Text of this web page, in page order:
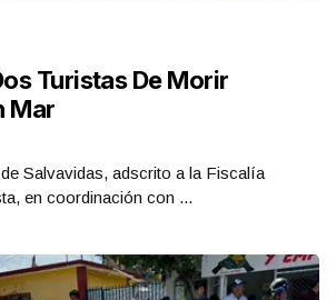
Turistas De Morir
Mar
Salvavidas, adscrito a la Fiscalía
en coordinación con ...